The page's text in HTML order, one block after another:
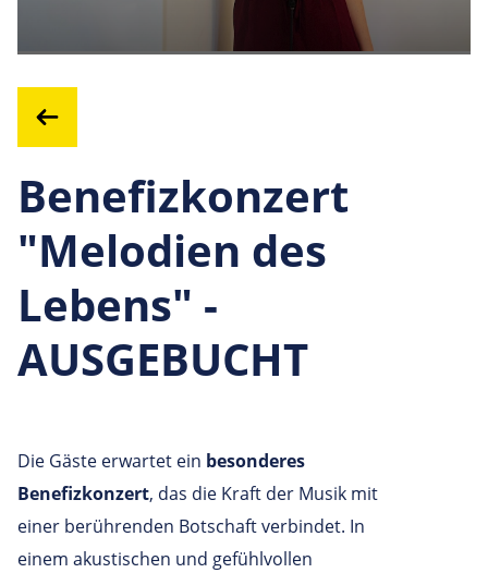
Benefizkonzert
"Melodien des
Lebens" -
AUSGEBUCHT
Die Gäste erwartet ein besonderes
Benefizkonzert, das die Kraft der Musik mit
einer berührenden Botschaft verbindet. In
einem akustischen und gefühlvollen